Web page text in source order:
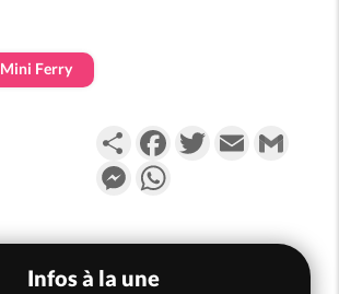
Mini Ferry
PartagerFacebookTwitterEmail
Messenger
Infos à la une